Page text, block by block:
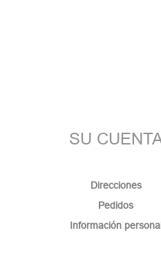
SU
Direcciones
Pedidos
Información